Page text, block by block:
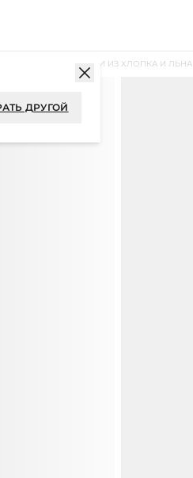
ЮБКА МИДИ ИЗ ХЛОПКА И ЛЬНА
ДРУГОЙ